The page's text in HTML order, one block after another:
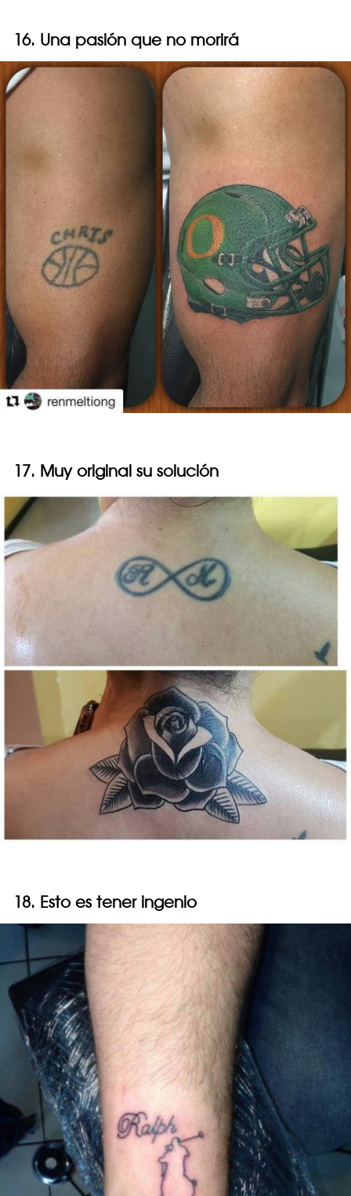
16. Una pasión que no morirá
17. Muy original su solución
18. Esto es tener ingenio